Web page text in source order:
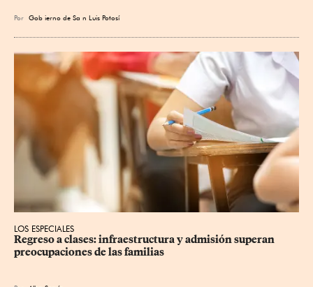
Por Gob ierno de Sa n Luis Potosí
LOS ESPECIALES
Regreso a clases: infraestructura y admisión superan
preocupaciones de las familias